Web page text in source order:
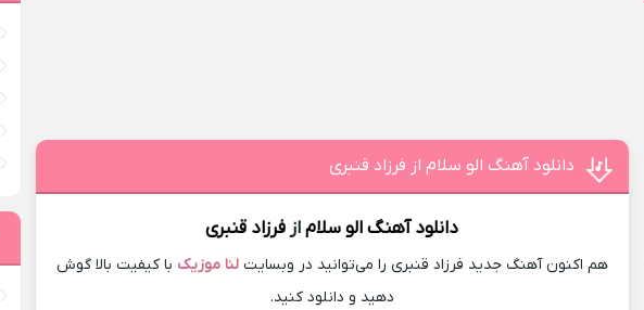
دانلود آهنگ الو سلام از فرزاد قنبری
دانلود آهنگ الو سلامازفرزاد قنبری
هم اکنون آهنگ جدید فرزاد قنبری را می‌توانید در وبسایتلنا موزیک با کیفیت بالا گوش
دهید و دانلود کنید.